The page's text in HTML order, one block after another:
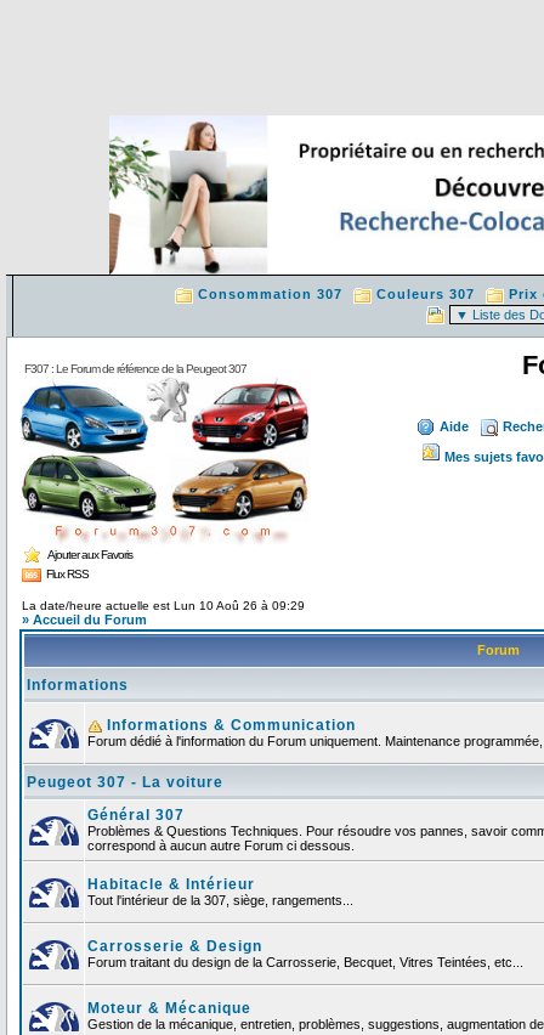
Consommation 307 Couleurs 307 Prix
F307 : Le Forum de référence de la Peugeot 307
Ajouter aux Favoris
Flux RSS
Aide
Mes sujets
La date/heure actuelle est Lun 10 Aoû 26 à 09:29
» Accueil du Forum
Forum
Informations
Informations & Communication
Forum dédié à l'information du Forum uniquement. Maintenance
Peugeot 307 - La voiture
Général 307
Problèmes & Questions Techniques. Pour résoudre vos pannes, savoir
correspond à aucun autre Forum ci dessous.
Habitacle & Intérieur
Tout l'intérieur de la 307, siège, rangements...
Carrosserie & Design
Forum traitant du design de la Carrosserie, Becquet, Vitres Teintées, etc...
Moteur & Mécanique
Gestion de la mécanique, entretien, problèmes, suggestions, augmentation